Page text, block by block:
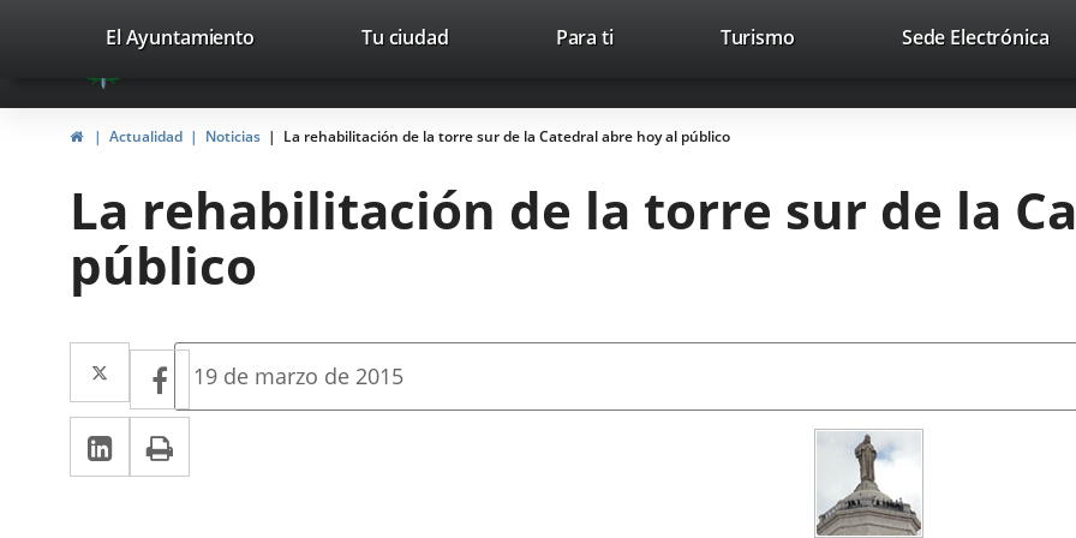
Portal
Web
del
Valladolid
avaTop Trabaja con nosotros Contacto
valladolid.es
El Ayuntamiento Tu ciudad Para ti TurismoEste
abrirá
nueva.
Sede Electrónica
InicioActualidad Noticias La rehabilitación de la torre sur de la Catedral abre hoy al público
La rehabilitación de la torre sur de la
público
Twitter
Enlace
a
una
aplicación
Facebook
Enlace
a
una
LinkedIn
Enlace
a
Fecha
la
19 de marzo de 2015